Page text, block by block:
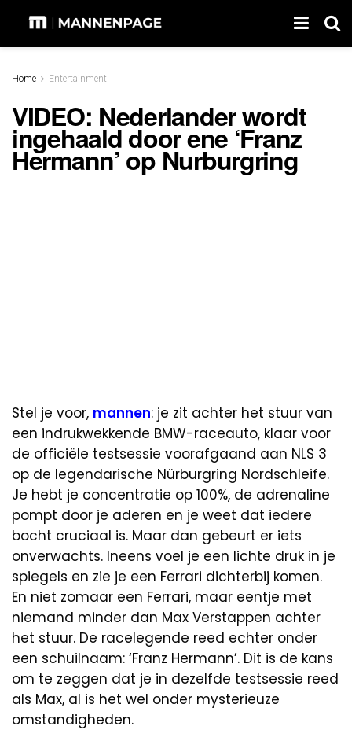
Home Entertainment
VIDEO: Nederlander wordt
ingehaald door ene ‘Franz
Hermann’ op Nurburgring
Stel je voor, mannen: je zit achter het stuur van
een indrukwekkende BMW-raceauto, klaar voor
de officiële testsessie voorafgaand aan NLS 3
op de legendarische Nürburgring Nordschleife.
Je hebt je concentratie op 100%, de adrenaline
pompt door je aderen en je weet dat iedere
bocht cruciaal is. Maar dan gebeurt er iets
onverwachts. Ineens voel je een lichte druk in je
spiegels en zie je een Ferrari dichterbij komen.
En niet zomaar een Ferrari, maar eentje met
niemand minder dan Max Verstappen achter
het stuur. De racelegende reed echter onder
een schuilnaam: ‘Franz Hermann’. Dit is de kans
om te zeggen dat je in dezelfde testsessie reed
als Max, al is het wel onder mysterieuze
omstandigheden.